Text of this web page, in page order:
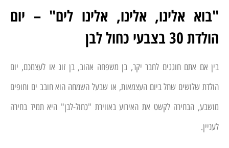
"בוא אלינו, אלינו, אלינו לים" – יום
הולדת 30 בצבעי כחול לבן
בין אם אתם חוגגים לחבר יקר, בן משפחה אהוב, בן זוג או לעצמכם, יום
הולדת שלושים שחל ביום העצמאות, או שבעל השמחה הוא חובב ים וחופים
מושבע, הבחירה לקשט את האירוע באווירת "כחול-לבן" היא תמיד בחירה
לעניין.